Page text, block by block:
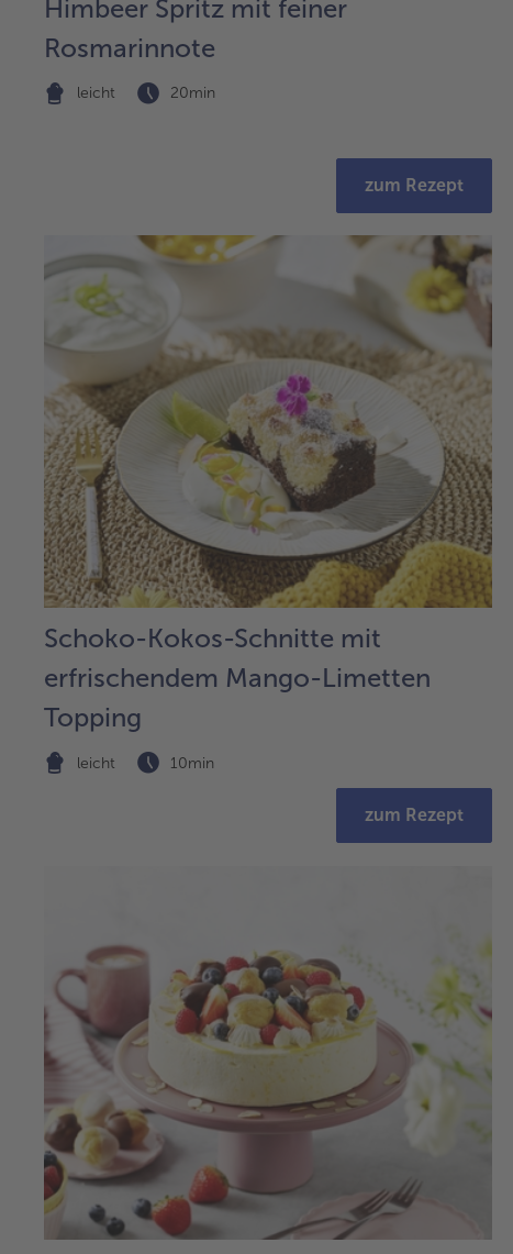
Himbeer Spritz mit feiner
Rosmarinnote
leicht 20min
zum Rezept
Schoko-Kokos-Schnitte mit
erfrischendem Mango-Limetten
Topping
leicht 10min
zum Rezept